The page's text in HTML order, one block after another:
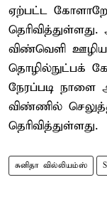
ஏற்பட்ட
விண்வெளி
தொழில்நுட்பக்
நேரப்படி நாளை
விண்ணில்
தெரிவித்துள்ளது.
சுனிதா வில்லியம்ஸ்